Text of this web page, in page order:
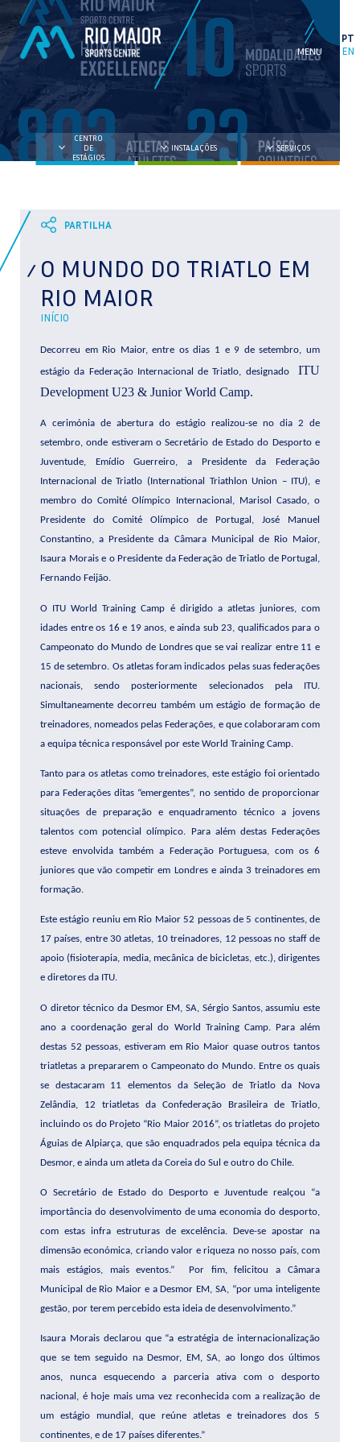
PT
EN
CENTRO
DE
ESTÁGIOS
INSTALAÇÕES SERVIÇOS
O MUNDO DO TRIATLO EM
RIO MAIOR
INÍCIO
Decorreu em Rio Maior, entre os dias 1 e 9 de setembro, um
estágio da Federação Internacional de Triatlo, designado
ITU
Development U23 & Junior World Camp.
A cerimónia de abertura do estágio realizou-se no dia 2 de
setembro, onde estiveram o Secretário de Estado do Desporto e
Juventude, Emídio Guerreiro, a Presidente da Federação
Internacional de Triatlo (International Triathlon Union – ITU), e
membro do Comité Olímpico Internacional, Marisol Casado, o
Presidente do Comité Olímpico de Portugal, José Manuel
Constantino, a Presidente da Câmara Municipal de Rio Maior,
Isaura Morais e o Presidente da Federação de Triatlo de Portugal,
Fernando Feijão.
O ITU World Training Camp é dirigido a atletas juniores, com
idades entre os 16 e 19 anos, e ainda sub 23, qualificados para o
Campeonato do Mundo de Londres que se vai realizar entre 11 e
15 de setembro. Os atletas foram indicados pelas suas federações
nacionais, sendo posteriormente selecionados pela ITU.
Simultaneamente decorreu também um estágio de formação de
treinadores, nomeados pelas Federações, e que colaboraram com
a equipa técnica responsável por este World Training Camp.
Tanto para os atletas como treinadores, este estágio foi orientado
para Federações ditas “emergentes”, no sentido de proporcionar
situações de preparação e enquadramento técnico a jovens
talentos com potencial olímpico. Para além destas Federações
esteve envolvida também a Federação Portuguesa, com os 6
juniores que vão competir em Londres e ainda 3 treinadores em
formação.
Este estágio reuniu em Rio Maior 52 pessoas de 5 continentes, de
17 países, entre 30 atletas, 10 treinadores, 12 pessoas no staff de
apoio (fisioterapia, media, mecânica de bicicletas, etc.), dirigentes
e diretores da ITU.
O diretor técnico da Desmor EM, SA, Sérgio Santos, assumiu este
ano a coordenação geral do World Training Camp. Para além
destas 52 pessoas, estiveram em Rio Maior quase outros tantos
triatletas a prepararem o Campeonato do Mundo. Entre os quais
se destacaram 11 elementos da Seleção de Triatlo da Nova
Zelândia, 12 triatletas da Confederação Brasileira de Triatlo,
incluindo os do Projeto “Rio Maior 2016”, os triatletas do projeto
Águias de Alpiarça, que são enquadrados pela equipa técnica da
Desmor, e ainda um atleta da Coreia do Sul e outro do Chile.
O Secretário de Estado do Desporto e Juventude realçou “a
importância do desenvolvimento de uma economia do desporto,
com estas infra estruturas de excelência. Deve-se apostar na
dimensão económica, criando valor e riqueza no nosso país, com
mais estágios, mais eventos.”
Por fim, felicitou a Câmara
Municipal de Rio Maior e a Desmor EM, SA, “por uma inteligente
gestão, por terem percebido esta ideia de desenvolvimento.”
Isaura Morais declarou que “a estratégia de internacionalização
que se tem seguido na Desmor, EM, SA, ao longo dos últimos
anos, nunca esquecendo a parceria ativa com o desporto
nacional, é hoje mais uma vez reconhecida com a realização de
um estágio mundial, que reúne atletas e treinadores dos 5
continentes, e de 17 países diferentes.”